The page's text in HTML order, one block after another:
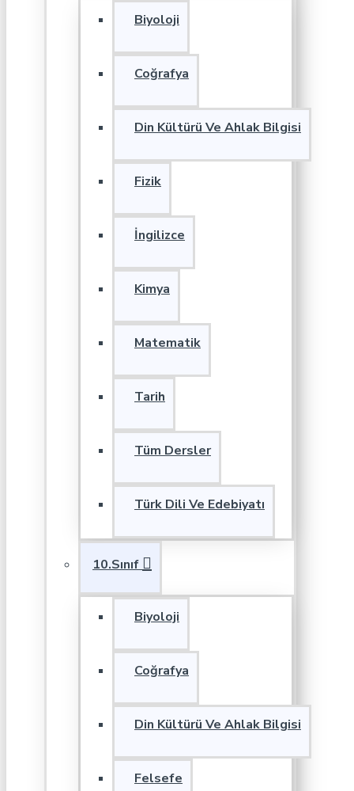
Biyoloji
Coğrafya
Din Kültürü Ve Ahlak Bilgisi
Fizik
İngilizce
Kimya
Matematik
Tarih
Tüm Dersler
Türk Dili Ve Edebiyatı
10.Sınıf
Biyoloji
Coğrafya
Din Kültürü Ve Ahlak Bilgisi
Felsefe